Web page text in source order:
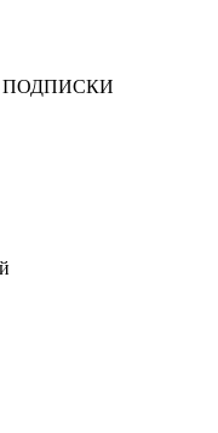
ПОДПИСКИ